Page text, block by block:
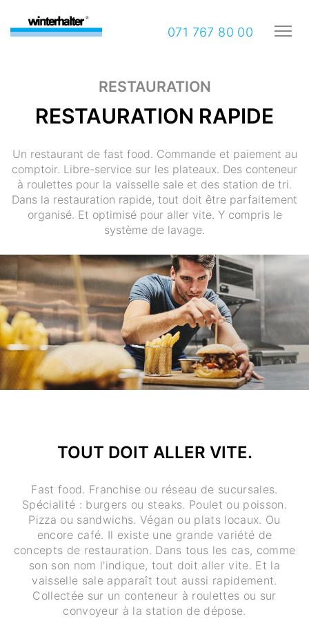
071 767 80 00
RESTAURATION
RESTAURATION RAPIDE
Un restaurant de fast food. Commande et paiement au
comptoir. Libre-service sur les plateaux. Des conteneur
à roulettes pour la vaisselle sale et des station de tri.
Dans la restauration rapide, tout doit être parfaitement
organisé. Et optimisé pour aller vite. Y compris le
système de lavage.
TOUT DOIT ALLER VITE.
Fast food. Franchise ou réseau de sucursales.
Spécialité : burgers ou steaks. Poulet ou poisson.
Pizza ou sandwichs. Végan ou plats locaux. Ou
encore café. Il existe une grande variété de
concepts de restauration. Dans tous les cas, comme
son son nom l'indique, tout doit aller vite. Et la
vaisselle sale apparaît tout aussi rapidement.
Collectée sur un conteneur à roulettes ou sur
convoyeur à la station de dépose.